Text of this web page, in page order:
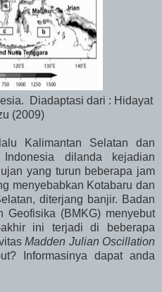
Diadaptasi dari : Hidayat
(2009)
Kalimantan Selatan dan
dilanda kejadian
yang turun beberapa jam
menyebabkan Kotabaru dan
diterjang banjir. Badan
Geofisika (BMKG) menyebut
ini terjadi di beberapa
Madden Julian Oscillation
Informasinya dapat anda